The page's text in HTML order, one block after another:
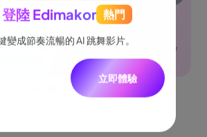
，您可以製作聲音 複製Podcast作品，創造具
聲音內容，快速吸引聽眾。
陸 Edimakor 熱門
變成節奏流暢的 AI 跳舞影片。
立即體驗